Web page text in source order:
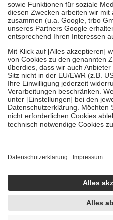
Prozent des Abgabepreises,
höchstens zehn Euro.Es sind
tatsächlichen Kosten der
Diese Regeln gelten
Bei Heilmitteln und häuslicher
Zuzahlung zehn Prozent der
Verordnung.
Um das Engagement der
zu stärken und die besondere
fallenkeine Zuzahlungenan bei:
• Kindern und Jugendlichen bis
mit Ausnahme der Fahrkosten
• empfohlenen Schutzimpfungen
Wir nutzen Trusted Shops als
Einholung von Bewertungen.
getroffen, um sicherzustellen,